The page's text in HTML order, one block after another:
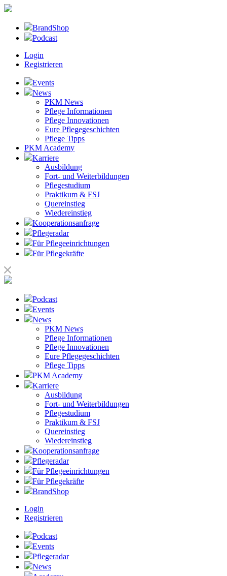
BrandShop
Podcast
Login
Registrieren
Events
News
PKM News
Pflege Informationen
Pflege Innovationen
Eure Pflegegeschichten
Pflege Tipps
PKM Academy
Karriere
Ausbildung
Fort- und Weiterbildungen
Pflegestudium
Praktikum & FSJ
Quereinstieg
Wiedereinstieg
Kooperationsanfrage
Pflegeradar
Für Pflegeeinrichtungen
Für Pflegekräfte
Podcast
Events
News
PKM News
Pflege Informationen
Pflege Innovationen
Eure Pflegegeschichten
Pflege Tipps
PKM Academy
Karriere
Ausbildung
Fort- und Weiterbildungen
Pflegestudium
Praktikum & FSJ
Quereinstieg
Wiedereinstieg
Kooperationsanfrage
Pflegeradar
Für Pflegeeinrichtungen
Für Pflegekräfte
BrandShop
Login
Registrieren
Podcast
Events
Pflegeradar
News